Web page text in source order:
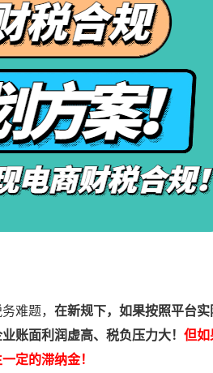
难题， 在新规下，如果按照平台
账面利润虚高、税负压力大！ 但如
定的滞纳金！